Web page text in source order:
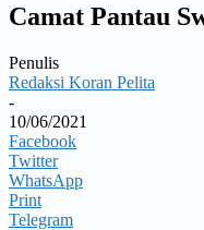
Camat Pantau
Penulis
Redaksi Koran Pelita
-
10/06/2021
Facebook
Twitter
WhatsApp
Print
Telegram